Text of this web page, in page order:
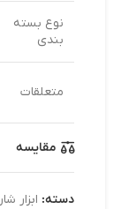
نوع بسته
بندی
متعلقات
مقایسه
دسته: ابزار